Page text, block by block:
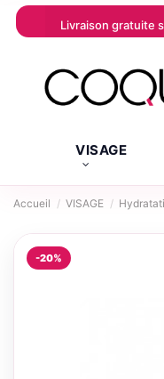
Livraison gratuite
VISAGE
Accueil VISAGE
-20%